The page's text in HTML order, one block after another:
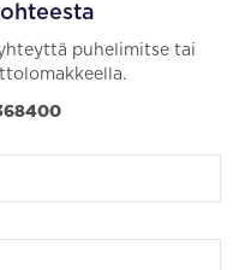
puhelimitse tai